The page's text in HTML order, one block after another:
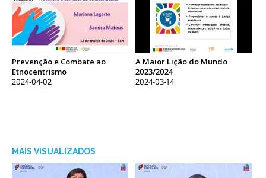
Prevenção e Combate ao
Etnocentrismo
2024-04-02
A Maior Lição do Mundo
2023/2024
2024-03-14
MAIS VISUALIZADOS